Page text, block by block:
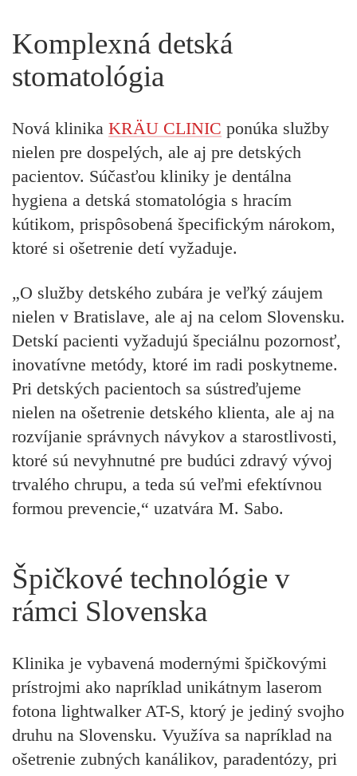
Komplexná detská
stomatológia
Nová klinika KRÄU CLINIC ponúka služby
nielen pre dospelých, ale aj pre detských
pacientov. Súčasťou kliniky je dentálna
hygiena a detská stomatológia s hracím
kútikom, prispôsobená špecifickým nárokom,
ktoré si ošetrenie detí vyžaduje.
„O služby detského zubára je veľký záujem
nielen v Bratislave, ale aj na celom Slovensku.
Detskí pacienti vyžadujú špeciálnu pozornosť,
inovatívne metódy, ktoré im radi poskytneme.
Pri detských pacientoch sa sústreďujeme
nielen na ošetrenie detského klienta, ale aj na
rozvíjanie správnych návykov a starostlivosti,
ktoré sú nevyhnutné pre budúci zdravý vývoj
trvalého chrupu, a teda sú veľmi efektívnou
formou prevencie,“ uzatvára M. Sabo.
Špičkové technológie v
rámci Slovenska
Klinika je vybavená modernými špičkovými
prístrojmi ako napríklad unikátnym laserom
fotona lightwalker AT-S, ktorý je jediný svojho
druhu na Slovensku. Využíva sa napríklad na
ošetrenie zubných kanálikov, paradentózy, pri